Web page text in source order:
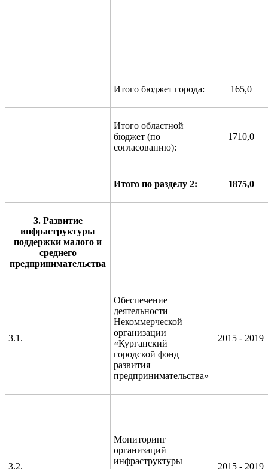
Итого бюджет города: 165,0
Итого областной
бюджет (по
согласованию):
1710,0
Итого по разделу 2: 1875,0
3. Развитие
инфраструктуры
поддержки малого и
среднего
предпринимательства
3.1.
Обеспечение
деятельности
Некоммерческой
организации
«Курганский
городской фонд
развития
предпринимательства»
2015 - 2019
3.2.
Мониторинг
организаций
инфраструктуры
2015 - 2019